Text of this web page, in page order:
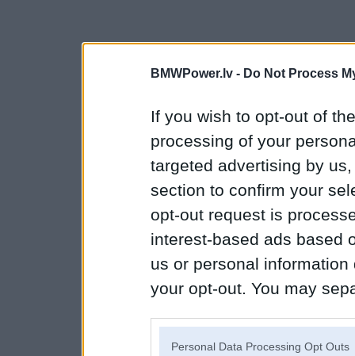
BMWPower.lv - Do Not Process
If you wish to opt-out of
processing of your
targeted advertising by
section to confirm your
opt-out request is
interest-based ads based
us or personal
your opt-out. You may
Personal Data Processing Opt Outs